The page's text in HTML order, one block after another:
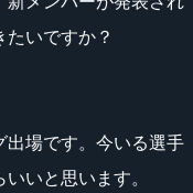
たいですか？
出場です。今いる選手
いと思います。